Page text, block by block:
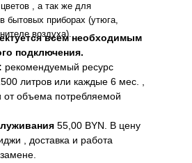
, а так же для
бытовых приборах (утюга,
воздуха).всем необходимым
подключения.
рекомендуемый ресурс
литров или каждые 6 мес. ,
от объема потребляемой
55,00 BYN. В цену
, доставка и работа